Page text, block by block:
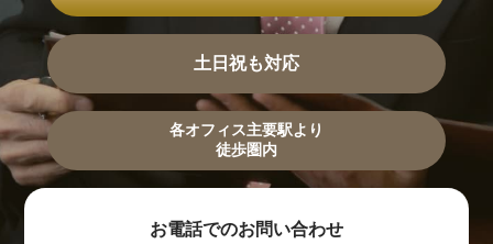
土日祝も対応
各オフィス主要駅より
徒歩圏内
お電話でのお問い合わせ